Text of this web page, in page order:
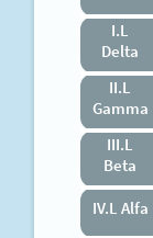
I.L
Delta
II.L
Gamma
III.L
Beta
IV.L Alfa